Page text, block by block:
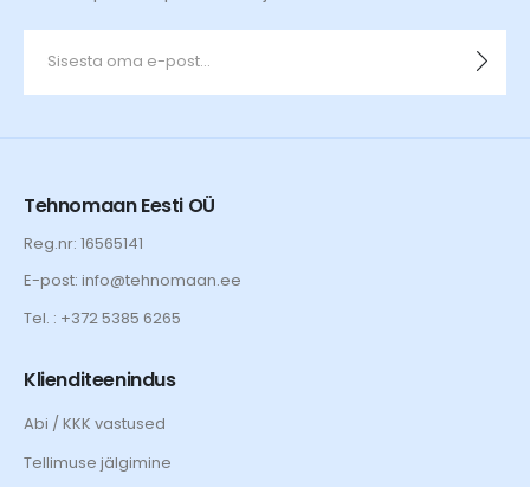
Tehnomaan Eesti OÜ
Reg.nr: 16565141
E-post: info@tehnomaan.ee
Tel. : +372 5385 6265
Klienditeenindus
Abi / KKK vastused
Tellimuse jälgimine